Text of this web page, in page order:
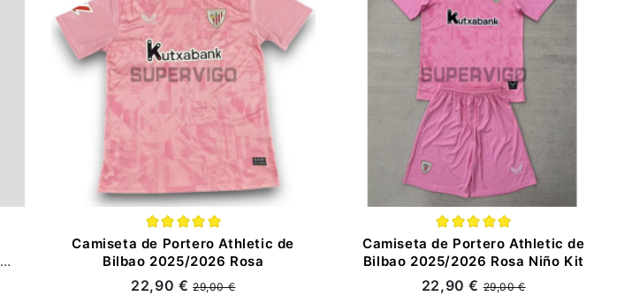
Camiseta de Portero Athletic de
Bilbao 2025/2026 Rosa
22,90 €29,00 €
Camiseta de Portero Athletic de
Bilbao 2025/2026 Rosa Niño Kit
22,90 €29,00 €